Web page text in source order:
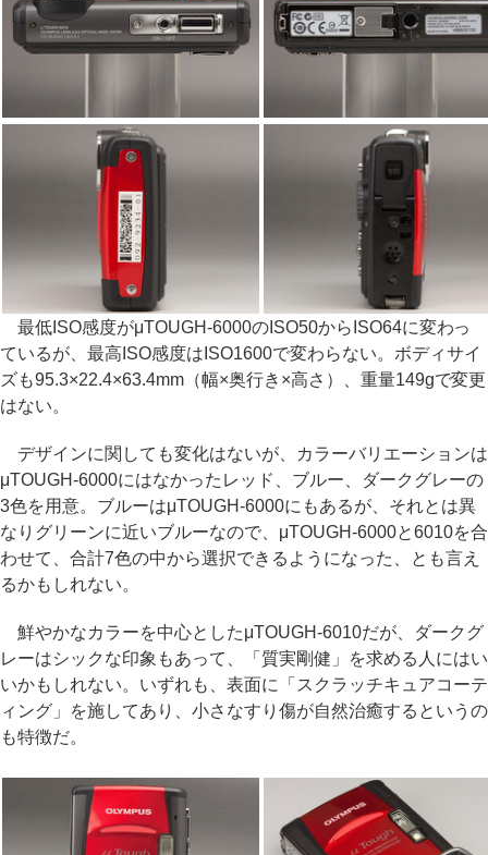
最低ISO感度がμTOUGH-6000のISO50からISO64に変わっ
ているが、最高ISO感度はISO1600で変わらない。ボディサイ
ズも95.3×22.4×63.4mm（幅×奥行き×高さ）、重量149gで変更
はない。
デザインに関しても変化はないが、カラーバリエーションは
μTOUGH-6000にはなかったレッド、ブルー、ダークグレーの
3色を用意。ブルーはμTOUGH-6000にもあるが、それとは異
なりグリーンに近いブルーなので、μTOUGH-6000と6010を合
わせて、合計7色の中から選択できるようになった、とも言え
るかもしれない。
鮮やかなカラーを中心としたμTOUGH-6010だが、ダークグ
レーはシックな印象もあって、「質実剛健」を求める人にはい
いかもしれない。いずれも、表面に「スクラッチキュアコーテ
ィング」を施してあり、小さなすり傷が自然治癒するというの
も特徴だ。